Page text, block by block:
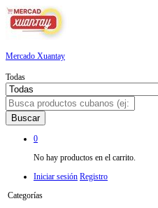
Mercado Xuantay
Todas
Buscar
0
No hay productos en el carrito.
Iniciar sesión Registro
Categorías